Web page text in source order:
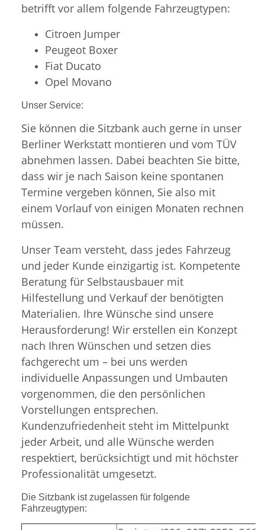
betrifft vor allem folgende Fahrzeugtypen:
Citroen Jumper
Peugeot Boxer
Fiat Ducato
Opel Movano
Unser Service:
Sie können die Sitzbank auch gerne in unser
Berliner Werkstatt montieren und vom TÜV
abnehmen lassen. Dabei beachten Sie bitte,
dass wir je nach Saison keine spontanen
Termine vergeben können, Sie also mit
einem Vorlauf von einigen Monaten rechnen
müssen.
Unser Team versteht, dass jedes Fahrzeug
und jeder Kunde einzigartig ist. Kompetente
Beratung für Selbstausbauer mit
Hilfestellung und Verkauf der benötigten
Materialien. Ihre Wünsche sind unsere
Herausforderung! Wir erstellen ein Konzept
nach Ihren Wünschen und setzen dies
fachgerecht um – bei uns werden
individuelle Anpassungen und Umbauten
vorgenommen, die den persönlichen
Vorstellungen entsprechen.
Kundenzufriedenheit steht im Mittelpunkt
jeder Arbeit, und alle Wünsche werden
respektiert, berücksichtigt und mit höchster
Professionalität umgesetzt.
Die Sitzbank ist zugelassen für folgende
Fahrzeugtypen: